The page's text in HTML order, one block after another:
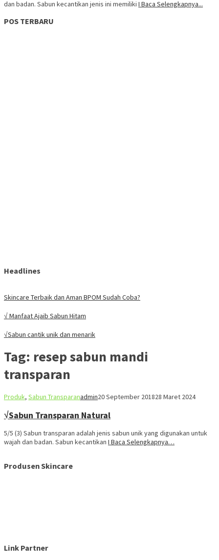
dan badan. Sabun kecantikan jenis ini memiliki I Baca Selengkapnya...
POS TERBARU
Headlines
Skincare Terbaik dan Aman BPOM Sudah Coba?
√ Manfaat Ajaib Sabun Hitam
√Sabun cantik unik dan menarik
Tag: resep sabun mandi
transparan
Produk, Sabun Transparanadmin20 September 201828 Maret 2024
√Sabun Transparan Natural
5/5 (3) Sabun transparan adalah jenis sabun unik yang digunakan untuk
wajah dan badan. Sabun kecantikan I Baca Selengkapnya…
Produsen Skincare
Link Partner